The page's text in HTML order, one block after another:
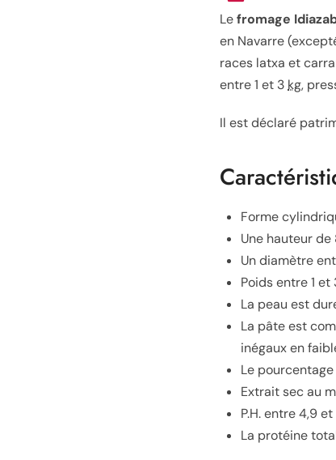
Lefromage
en Navarre
races latxa et
entre 1 et 3 kg,
Il est déclaré
Forme
Une hauteur de
Un diamètre
Poids entre 1 et
La peau est
La pâte est
inégaux en
Le
Extrait sec au
P.H. entre 4,9 et
La protéine